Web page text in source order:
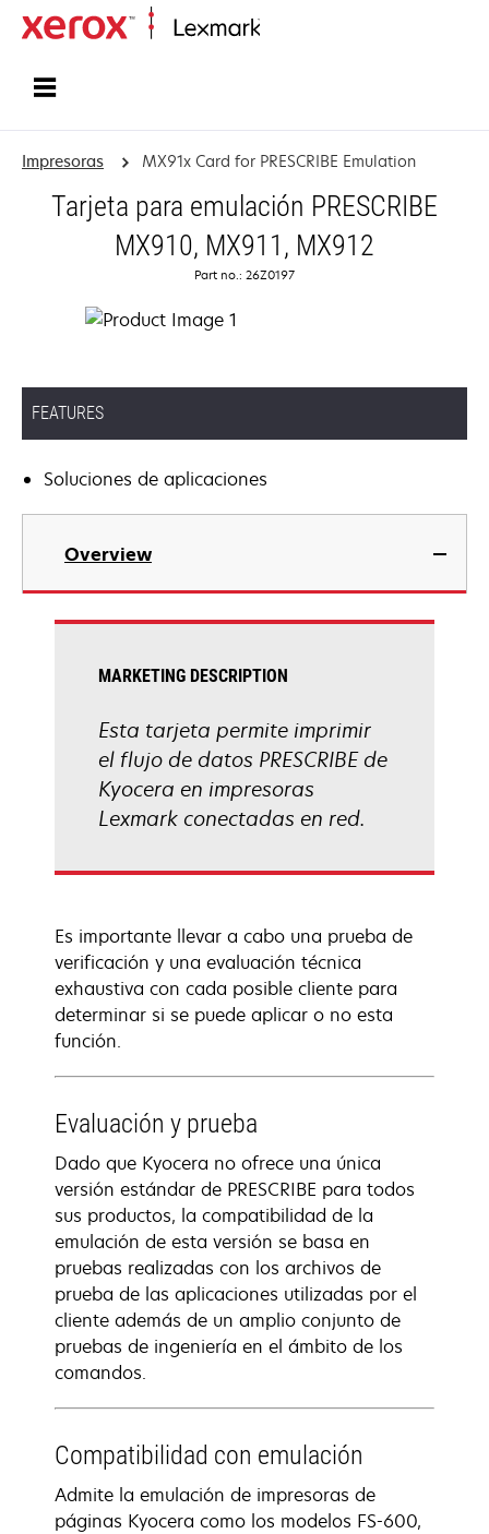
Impresoras MX91x Card for PRESCRIBE Emulation
Tarjeta para emulación PRESCRIBE
MX910, MX911, MX912
Part no.: 26Z0197
FEATURES
Soluciones de aplicaciones
Overview
MARKETING DESCRIPTION
Esta tarjeta permite imprimir
el flujo de datos PRESCRIBE de
Kyocera en impresoras
Lexmark conectadas en red.
Es importante llevar a cabo una prueba de
verificación y una evaluación técnica
exhaustiva con cada posible cliente para
determinar si se puede aplicar o no esta
función.
Evaluación y prueba
Dado que Kyocera no ofrece una única
versión estándar de PRESCRIBE para todos
sus productos, la compatibilidad de la
emulación de esta versión se basa en
pruebas realizadas con los archivos de
prueba de las aplicaciones utilizadas por el
cliente además de un amplio conjunto de
pruebas de ingeniería en el ámbito de los
comandos.
Compatibilidad con emulación
Admite la emulación de impresoras de
páginas Kyocera como los modelos FS-600,